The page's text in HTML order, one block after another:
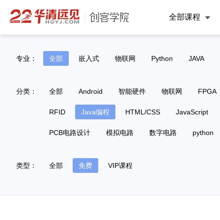
全部课程
专业： 全部 嵌入式 物联网 Python JAVA
分类： 全部 Android 智能硬件 物联网 FPGA
RFID Java编程 HTML/CSS JavaScript
PCB电路设计 模拟电路 数字电路 python
类型： 全部 免费 VIP课程